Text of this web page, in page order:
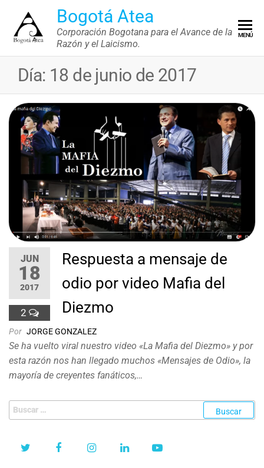
contenido
Bogotá Atea
Corporación Bogotana para el Avance de la
Razón y el Laicismo.
MENÚ
Día: 18 de junio de 2017
JUN
18
2017
2
Respuesta a mensaje de
odio por video Mafia del
Diezmo
Por JORGE GONZALEZ
Se ha vuelto viral nuestro video «La Mafia del Diezmo» y por
esta razón nos han llegado muchos «Mensajes de Odio», la
mayoría de creyentes fanáticos,…
Buscar: